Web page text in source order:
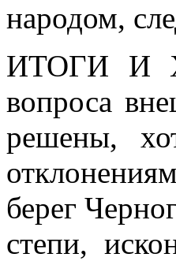
народом,
ИТОГИ И
вопроса
решены,
берег
степи,